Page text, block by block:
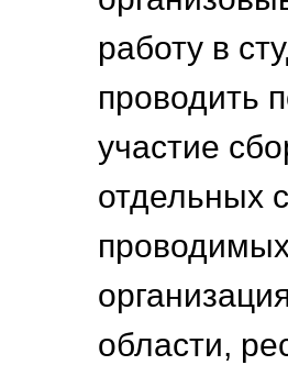
работу в
проводить
участие
отдельных
области,